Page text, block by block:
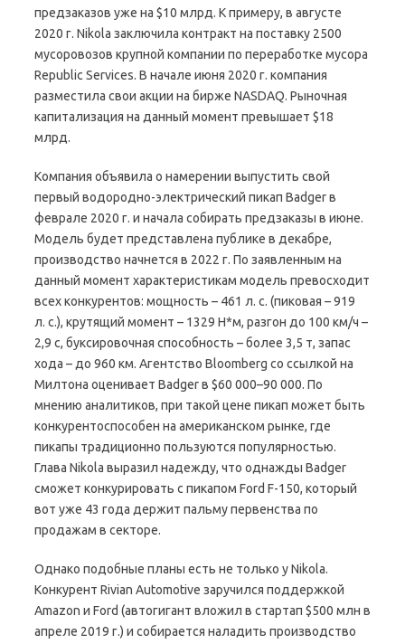
предзаказов уже на $10 млрд. К примеру, в августе
2020 г. Nikola заключила контракт на поставку 2500
мусоровозов крупной компании по переработке мусора
Republic Services. В начале июня 2020 г. компания
разместила свои акции на бирже NASDAQ. Рыночная
капитализация на данный момент превышает $18
млрд.
Компания объявила о намерении выпустить свой
первый водородно-электрический пикап Badger в
феврале 2020 г. и начала собирать предзаказы в июне.
Модель будет представлена публике в декабре,
производство начнется в 2022 г. По заявленным на
данный момент характеристикам модель превосходит
всех конкурентов: мощность – 461 л. с. (пиковая – 919
л. с.), крутящий момент – 1329 Н*м, разгон до 100 км/ч –
2,9 с, буксировочная способность – более 3,5 т, запас
хода – до 960 км. Агентство Bloomberg со ссылкой на
Милтона оценивает Badger в $60 000–90 000. По
мнению аналитиков, при такой цене пикап может быть
конкурентоспособен на американском рынке, где
пикапы традиционно пользуются популярностью.
Глава Nikola выразил надежду, что однажды Badger
сможет конкурировать с пикапом Ford F-150, который
вот уже 43 года держит пальму первенства по
продажам в секторе.
Однако подобные планы есть не только у Nikola.
Конкурент Rivian Automotive заручился поддержкой
Amazon и Ford (автогигант вложил в стартап $500 млн в
апреле 2019 г.) и собирается наладить производство